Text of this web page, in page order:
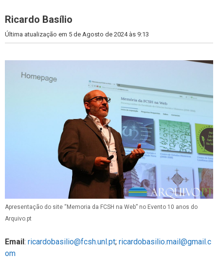
Ricardo Basílio
Última atualização em 5 de Agosto de 2024 às 9:13
Apresentação do site “Memoria da FCSH na Web” no Evento 10 anos do
Arquivo.pt
Email : ricardobasilio@fcsh.unl.pt; ricardobasilio.mail@gmail.c
om